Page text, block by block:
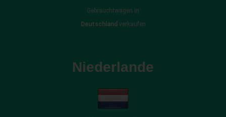
Gebrauchtwagen in
Deutschland verkaufen
Niederlande